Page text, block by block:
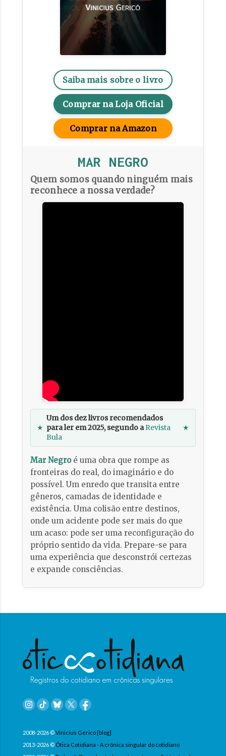
Saiba mais sobre o livro
Comprar na Loja Oficial
Comprar na Amazon
MAR NEGRO
Quem somos quando ninguém mais
reconhece a nossa verdade?
★
Um dos dez livros recomendados
para ler em 2025, segundo aRevista
Bula
★
Mar Negroé uma obra que rompe as
fronteiras do real, do imaginário e do
possível. Um enredo que transita entre
gêneros, camadas de identidade e
existência. Uma colisão entre destinos,
onde um acidente pode ser mais do que
um acaso: pode ser uma reconfiguração do
próprio sentido da vida. Prepare-se para
uma experiência que desconstrói certezas
e expande consciências.
2008-2026 ©Vinicius Gericó [blog]
2013-2026 © Ótica Cotidiana - A crônica singular do cotidiano